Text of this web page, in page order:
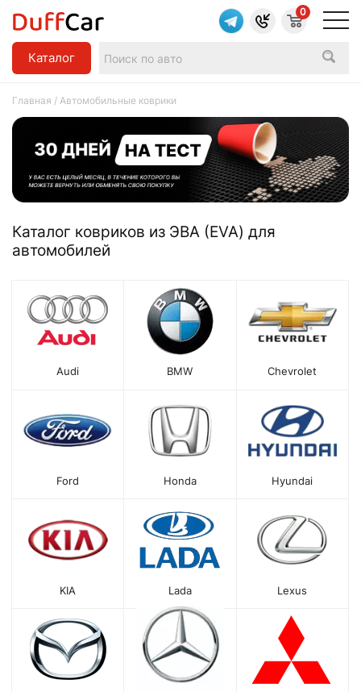
Каталог
0
Главная / Автомобильные коврики
Каталог ковриков из ЭВА (EVA) для
автомобилей
Audi BMW Chevrolet
Ford Honda Hyundai
KIA Lada Lexus